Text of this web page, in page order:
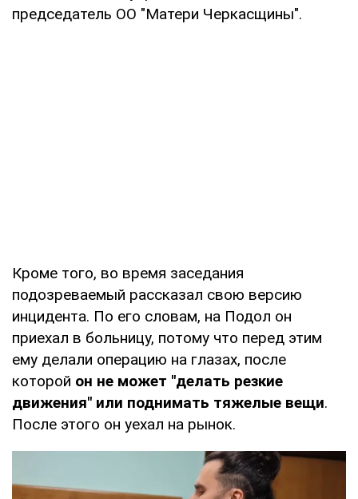
председатель ОО "Матери Черкасщины".
Кроме того, во время заседания
подозреваемый рассказал свою версию
инцидента. По его словам, на Подол он
приехал в больницу, потому что перед этим
ему делали операцию на глазах, после
которой он не может "делать резкие
движения" или поднимать тяжелые вещи.
После этого он уехал на рынок.